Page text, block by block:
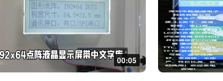
00:05